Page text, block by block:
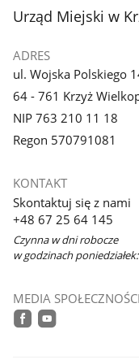
stopka
Urząd Miejski w
ADRES
ul. Wojska Polskiego
64 - 761 Krzyż
NIP 763 210 11 18
Regon 570791081
KONTAKT
Skontaktuj się z nami
+48 67 25 64 145
Czynna w dni robocze
w godzinach
MEDIA